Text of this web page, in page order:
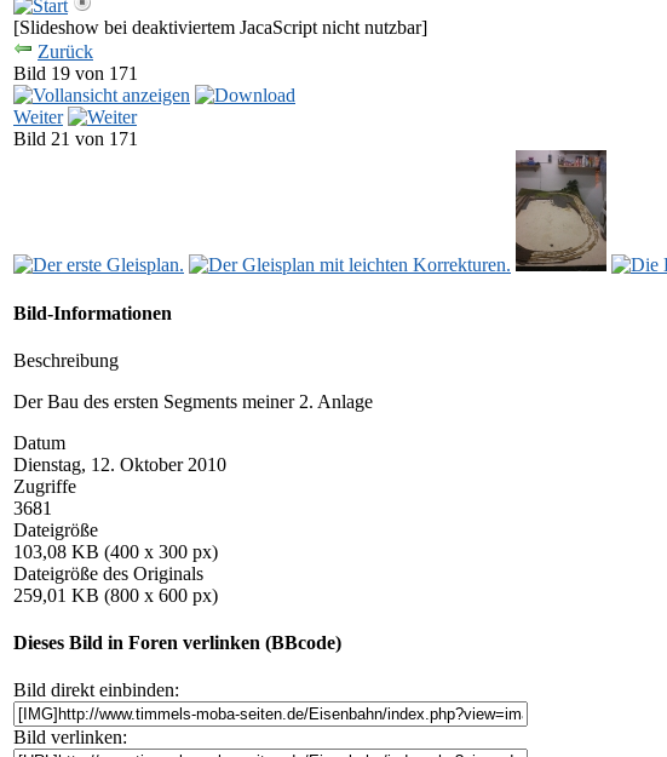
[Slideshow bei deaktiviertem JacaScript nicht nutzbar]
Zurück
Bild 19 von 171
Weiter
Bild 21 von 171
Bild-Informationen
Beschreibung
Der Bau des ersten Segments meiner 2. Anlage
Datum
Dienstag, 12. Oktober 2010
Zugriffe
3681
Dateigröße
103,08 KB (400 x 300 px)
Dateigröße des Originals
259,01 KB (800 x 600 px)
Dieses Bild in Foren verlinken (BBcode)
Bild direkt einbinden:
Bild verlinken: